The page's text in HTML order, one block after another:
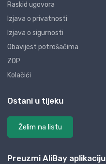
Raskid ugovora
Izjava o privatnosti
Izjava o sigurnosti
Obavijest potrošačima
ZOP
Kolačići
Ostani u tijeku
Želim na listu
Preuzmi AliBay aplikaciju